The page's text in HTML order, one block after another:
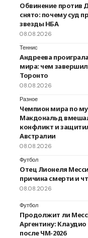
Обвинение против
снято: почему суд
звезды НБА
08.08.2026
Теннис
Андреева
мира: чем
Торонто
08.08.2026
Разное
Чемпион мира по
Макдональд
конфликт и
Австралии
08.08.2026
Футбол
Отец Лионеля
причина смерти и
08.08.2026
Футбол
Продолжит ли
Аргентину:
после ЧМ-2026